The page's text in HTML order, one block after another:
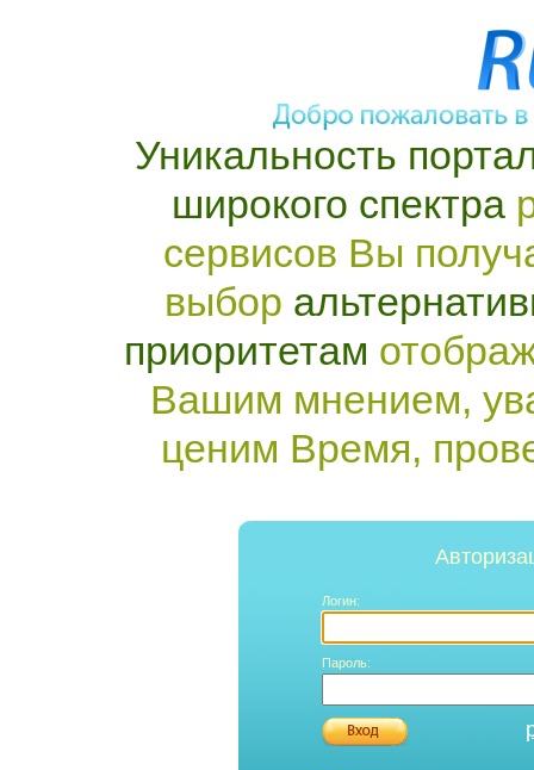
Уникальность
широкого спектра
сервисов Вы
выбор
приоритетам
Вашим мнением,
ценим Время,
Логин:
Пароль: